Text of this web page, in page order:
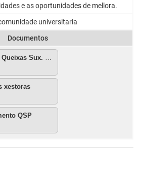
e as oportunidades de mellora.
universitaria
Documentos
Regulamento de Queixas Sux. e Parb
xestoras
QSP